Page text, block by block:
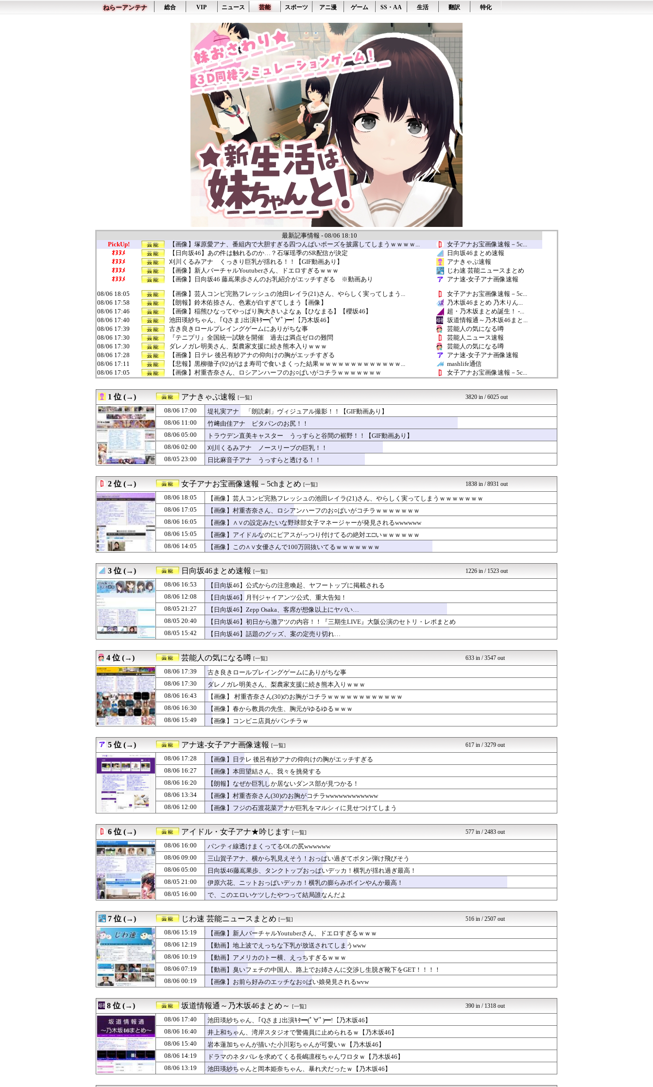
ねらーアンテナ 総合 VIP ニュース 芸能 スポーツ アニ漫 ゲーム SS・AA 生活 翻訳 特化
最新記事情報 - 08/06 18:10
PickUp!
【画像】塚原愛アナ、番組内で大胆すぎる四つんばいポーズを披露してしまうｗｗｗｗ...
女子アナお宝画像速報－5c...
ｵﾇﾇﾒ
【日向坂46】あの件は触れるのか…？石塚瑶季のSR配信が決定
日向坂46まとめ速報
ｵﾇﾇﾒ
刈川くるみアナ くっきり巨乳が揺れる！！【GIF動画あり】
アナきゃぷ速報
ｵﾇﾇﾒ
【画像】新人バーチャルYoutuberさん、ドエロすぎるｗｗｗ
じわ速 芸能ニュースまとめ
ｵﾇﾇﾒ
【画像】日向坂46 藤嶌果歩さんのお乳紹介がエッチすぎる ※動画あり
アナ速‐女子アナ画像速報
08/06 18:05
【画像】芸人コンビ完熟フレッシュの池田レイラ(21)さん、やらしく実ってしまう...
女子アナお宝画像速報－5c...
08/06 17:58
【朗報】鈴木佑捺さん、色素が白すぎてしまう【画像】
乃木坂46まとめ 乃木りん...
08/06 17:46
【画像】稲熊ひなってやっぱり胸大きいよなぁ【ひなまる】【櫻坂46】
超・乃木坂まとめ誕生！ -...
08/06 17:40
池田瑛紗ちゃん、｢Qさま｣出演ｷﾀ━(ﾟ∀ﾟ)━!【乃木坂46】
坂道情報通～乃木坂46まと...
08/06 17:39
古き良きロールプレイングゲームにありがちな事
芸能人の気になる噂
08/06 17:30
『テニプリ』全国統一試験を開催 過去は満点ゼロの難問
芸能人ニュース速報
08/06 17:30
ダレノガレ明美さん、梨農家支援に続き熊本入りｗｗｗ
芸能人の気になる噂
08/06 17:28
【画像】日テレ 後呂有紗アナの仰向けの胸がエッチすぎる
アナ速‐女子アナ画像速報
08/06 17:11
【悲報】黒柳徹子(92)がはま寿司で食いまくった結果ｗｗｗｗｗｗｗｗｗｗｗｗｗ...
mashlife通信
08/06 17:05
【画像】村重杏奈さん、ロシアンハーフのお○ぱいがコチラｗｗｗｗｗｗｗ
女子アナお宝画像速報－5c...
08/06 17:00
田村真佑『私のDカップをもっと知って』←これ
乃木通 乃木坂46櫻坂46...
08/06 16:53
【日向坂46】公式からの注意喚起、ヤフートップに掲載される
日向坂46まとめ速報
08/06 16:46
【動画】やっぱり的野美青のお胸が成長中！【櫻坂46】
08/06 16:45
【画像】超清楚系シンガーソングライター、グラビアが可愛すぎるwwww“虫博士”...
もきゅ速(*´ω`*)人(...
08/06 16:43
【画像】 村重杏奈さん(30)のお胸がコチラｗｗｗｗｗｗｗｗｗｗｗｗ
08/06 16:40
井上和ちゃん、湾岸スタジオで警備員に止められるｗ【乃木坂46】
08/06 16:30
映画『TOKYO MER』公開延期へ 「諸般の状況を総合的に勘案」
芸能人ニュース速報
08/06 16:30
【画像】春から教員の先生、胸元がゆるゆるｗｗｗ
芸能人の気になる噂
08/06 16:27
【画像】本田望結さん、我々を挑発する
08/06 16:11
【悲報】菊地亜美さん、マレーシアに移住ｗｗｗｗｗｗｗｗｗｗｗｗｗｗｗｗｗｗｗｗ...
mashlife通信
08/06 16:05
【画像】∧∨の設定みたいな野球部女子マネージャーが発見されるwwwwww
女子アナお宝画像速報－5c...
08/06 16:00
【予想】上村麗菜ちゃんが水着になる可能性
08/06 16:00
冨里奈央ちゃん、おへそ見せガチでエグいって・・・
乃木通 乃木坂46櫻坂46...
08/06 16:00
パンティ線透けまくってるOLの尻wwwwww
08/06 15:49
【画像】コンビニ店員がパンチラｗ
08/06 15:49
ドラマのネタバレを求めてくる長嶋凛桜ちゃんワロタｗ【乃木坂46】
芸能人の気になる噂
08/06 15:46
【画像】中川智尋は意外と胸が大きい？【ちーたん】【櫻坂46】
超・乃木坂まとめ誕生！ -...
08/06 15:40
岩本蓮加ちゃんが描いた小川彩ちゃんが可愛いｗ【乃木坂46】
08/06 15:30
東京03・角田晃広、バカリズム脚本朝ドラ『巡るスワン』出演決定
芸能人ニュース速報
08/06 15:28
【画像】井上和の下半身、「着衣」と「ビキニ」を比較した結果wwwwww
乃木坂46まとめ 乃木りん...
08/06 15:19
【画像】新人バーチャルYoutuberさん、ドエロすぎるｗｗｗ
08/06 15:05
【画像】アイドルなのにピアスがっつり付けてるの絶対エ□いｗｗｗｗｗｗ
女子アナお宝画像速報－5c...
08/06 15:00
【疑問】木村昴って今の声優で一番儲けてる？
08/06 15:00
地上波の川﨑桜、ガチで可愛すぎたってwwwwww
08/06 14:57
【公開処刑】右３が強すぎて周りがモブにしか見えない女子の集団ｗｗｗｗ 【Pic...
芸能人の気になる噂
08/06 14:51
【表×2】乃木坂46「是非に及ばず」ミーグリ8次完売表！1名だけ未だ完売0・・...
超・乃木坂まとめ誕生！ -...
08/06 14:30
馬名「リーチツモドライチ」がデビュー勝ち 麻雀ルーツの珍名馬
08/06 14:05
【画像】この∧∨女優さんで100万回抜いてるｗｗｗｗｗｗｗ
女子アナお宝画像速報－5c...
08/06 14:00
金川紗耶さん、いくらなんでもふくらみがデカいって・・・
乃木通 乃木坂46櫻坂46...
08/06 14:00
【画像】週刊ファミ通8/6発売号のMONTHLYハロ通にアンジュルムの長野桃羽...
08/06 13:58
【朗報】小坂菜緒の最新グラビア、ノースリーブが大変なことになってるって...
乃木坂46まとめ 乃木りん...
08/06 13:55
【水着画像あり】乃木坂46賀喜遥香、美脚グラビアが可愛すぎるwwwwwwかっき...
08/06 13:46
中村麗乃の「デビュー10周年イベント」に三期生がゲスト出演！【元乃木坂46】
08/06 13:34
【画像】村重杏奈さん(30)のお胸がコチラwwwwwwwwwwww
08/06 13:30
≒JOY、5thシングル『サマーツインテール』8/5発売
芸能人ニュース速報
08/06 13:30
『仮面ライダーマイス』脚本は「クウガ」荒川稔久氏 26年ぶりメインライター
08/06 13:05
【画像】姫野美南アナ、胸元ガッツリ衣装でエ○チなYCを堂々披露ｗｗｗｗｗ
女子アナお宝画像速報－5c...
08/06 13:00
五百城茉央さん、脱いだ姿がガチでエグいって・・・
乃木通 乃木坂46櫻坂46...
08/06 12:58
【朗報】日向坂5期の美肌メン、ナマ腋が美しすぎる
08/06 12:46
櫻坂46と日向坂46のエース級メンバーの2ショット！
超・乃木坂まとめ誕生！ -...
08/06 12:30
Netflix週間視聴ランキング（番組） 夏ドラマが多数ランクイン
芸能人ニュース速報
08/06 12:19
【動画】地上波でえっちな下乳が放送されてしまうwww
08/06 12:19
6期生曲 ｢命の色｣が好きすぎるアルさつｗ【乃木坂46】
08/06 12:11
【画像】本田望結の妹、本田望結より実ってしまうｗｗｗｗｗ
mashlife通信
08/06 12:08
【日向坂46】月刊ジャイアンツ公式、重大告知！
08/06 12:03
【画像】柴田柚菜ちゃんのボディライン、ガチでエグいって・・・
08/06 12:00
【悲報】コロナワクチン打たなかった結果・・・・
ミーハー総研（ミーハー総合...
08/06 12:00
【画像】フジの石渡花菜アナが巨乳をマルシィに見せつけてしまう
08/06 12:00
【これで決定かな！？】ハロプロ恵体ランキングTOP10
気になる芸能まとめ
08/06 11:58
日向坂OGの最新ランジェリー、もうエグいだろ・・・(画像どーん)
乃木坂46まとめ 乃木りん...
08/06 11:46
武元唯衣の再スタートを一期生がお祝い！【元櫻坂46】
08/06 11:30
『VIVANT』第2シーズン第1話、887万回再生でTVer歴代最高記録
08/06 11:05
【画像】この推定Gカップ以上のお○ぱい、本物かわかる？
女子アナお宝画像速報－5c...
08/06 11:00
挿れたくなる池田テレサちゃんのお口、我慢できねえってwwwwwww
08/06 10:59
吉田綾乃クリスティーさん、号泣…【乃木坂46】
坂道情報通～乃木坂46まと...
08/06 10:52
【朗報】賀喜遥香、最新グラビアで見せた生足がエグすぎる
08/06 10:46
金村美玖が「坂道ダンス選抜」の画像を公開！【おすし】【乃木坂46・櫻坂46・日...
08/06 10:41
【動画】あのちゃん、また我々をシコらすｗｗｗｗｗｗｗｗｗｗｗｗｗｗｗｗｗｗｗｗ...
mashlife通信
08/06 10:19
【動画】アメリカのトー横、えっちすぎるｗｗｗ
じわ速 芸能ニュースまとめ
08/06 10:08
【画像】本田紗来ちゃん、望結より乳が実ってしまう
08/06 10:00
【グラドル】大原優乃、今年も鹿児島ファン拡大巨乳アンバサダーを務める！
08/06 10:00
乃木坂の美人マネージャ、ガチでエグいってwwwwwww
乃木通 乃木坂46櫻坂46...
08/06 09:46
【動画】あのちゃん、また我々をシコらすｗｗｗｗｗｗｗｗｗｗｗｗｗｗｗｗｗｗｗｗ...
08/06 09:00
【朗報】最新のかわいいアイドルさんのおっぱい！
気になる芸能まとめ
08/06 09:00
三山賀子アナ、横から乳見えそう！おっぱい過ぎてボタン弾け飛びそう
08/06 08:00
【どっちがすごい！？】声優井口裕香の最新胸の谷間強調グラビア vs 声優豊田萌...
08/06 07:58
【朗報】ガチのおひさまの本棚、ガチでエグいwwwwwwww
08/06 07:41
【画像】パン線透けまくってるOLの尻wwwwww
mashlife通信
08/06 07:40
黒見明香ちゃんの円陣の声出しが凄かった！！！【乃木坂46】
08/06 07:36
【画像】176cm 股下90cmの美女、初水着グラビアデビューwwwwww緑川...
08/06 07:19
【動画】臭いフェチの中国人、路上でお姉さんに交渉し生脱ぎ靴下をGET！！！！
じわ速 芸能ニュースまとめ
08/06 06:58
過去、最も「乃木坂らしい女子」って小坂菜緒だよなwwwww
乃木坂46まとめ 乃木りん...
1 位 (→) アナきゃぷ速報 [一覧] 3820 in / 6025 out
08/06 17:00
堤礼実アナ 「朗読劇」ヴィジュアル撮影！！【GIF動画あり】
08/06 11:00
竹﨑由佳アナ ピタパンのお尻！！
08/06 05:00
トラウデン直美キャスター うっすらと谷間の裾野！！【GIF動画あり】
08/06 02:00
刈川くるみアナ ノースリーブの巨乳！！
08/05 23:00
日比麻音子アナ うっすらと透ける！！
2 位 (→) 女子アナお宝画像速報－5chまとめ [一覧] 1838 in / 8931 out
08/06 18:05
【画像】芸人コンビ完熟フレッシュの池田レイラ(21)さん、やらしく実ってしまうｗｗｗｗｗｗｗ
08/06 17:05
【画像】村重杏奈さん、ロシアンハーフのお○ぱいがコチラｗｗｗｗｗｗｗ
08/06 16:05
【画像】∧∨の設定みたいな野球部女子マネージャーが発見されるwwwwww
08/06 15:05
【画像】アイドルなのにピアスがっつり付けてるの絶対エ□いｗｗｗｗｗｗ
08/06 14:05
【画像】この∧∨女優さんで100万回抜いてるｗｗｗｗｗｗｗ
3 位 (→) 日向坂46まとめ速報 [一覧] 1226 in / 1523 out
08/06 16:53
【日向坂46】公式からの注意喚起、ヤフートップに掲載される
08/06 12:08
【日向坂46】月刊ジャイアンツ公式、重大告知！
08/05 21:27
【日向坂46】Zepp Osaka、客席が想像以上にヤバい…
08/05 20:40
【日向坂46】初日から激アツの内容！！『三期生LIVE』大阪公演のセトリ・レポまとめ
08/05 15:42
【日向坂46】話題のグッズ、案の定売り切れ…
4 位 (→) 芸能人の気になる噂 [一覧] 633 in / 3547 out
08/06 17:39
古き良きロールプレイングゲームにありがちな事
08/06 17:30
ダレノガレ明美さん、梨農家支援に続き熊本入りｗｗｗ
08/06 16:43
【画像】 村重杏奈さん(30)のお胸がコチラｗｗｗｗｗｗｗｗｗｗｗｗ
08/06 16:30
【画像】春から教員の先生、胸元がゆるゆるｗｗｗ
08/06 15:49
【画像】コンビニ店員がパンチラｗ
5 位 (→) アナ速‐女子アナ画像速報 [一覧] 617 in / 3279 out
08/06 17:28
【画像】日テレ 後呂有紗アナの仰向けの胸がエッチすぎる
08/06 16:27
【画像】本田望結さん、我々を挑発する
08/06 16:20
【朗報】なぜか巨乳しか居ないダンス部が見つかる！
08/06 13:34
【画像】村重杏奈さん(30)のお胸がコチラwwwwwwwwwwww
08/06 12:00
【画像】フジの石渡花菜アナが巨乳をマルシィに見せつけてしまう
6 位 (→) アイドル・女子アナ★吟じます [一覧] 577 in / 2483 out
08/06 16:00
パンティ線透けまくってるOLの尻wwwwww
08/06 09:00
三山賀子アナ、横から乳見えそう！おっぱい過ぎてボタン弾け飛びそう
08/06 05:00
日向坂46藤嶌果歩、タンクトップおっぱいデッカ！横乳が揺れ過ぎ最高！
08/05 21:00
伊原六花、ニットおっぱいデッカ！横乳の膨らみボインやんか最高！
08/05 16:00
で、このエロいケツしたやつって結局誰なんだよ
7 位 (→) じわ速 芸能ニュースまとめ [一覧] 516 in / 2507 out
08/06 15:19
【画像】新人バーチャルYoutuberさん、ドエロすぎるｗｗｗ
08/06 12:19
【動画】地上波でえっちな下乳が放送されてしまうwww
08/06 10:19
【動画】アメリカのトー横、えっちすぎるｗｗｗ
08/06 07:19
【動画】臭いフェチの中国人、路上でお姉さんに交渉し生脱ぎ靴下をGET！！！！
08/06 00:19
【画像】お前ら好みのエッチなお○ぱい娘発見されるwvw
8 位 (→) 坂道情報通～乃木坂46まとめ～ [一覧] 390 in / 1318 out
08/06 17:40
池田瑛紗ちゃん、｢Qさま｣出演ｷﾀ━(ﾟ∀ﾟ)━!【乃木坂46】
08/06 16:40
井上和ちゃん、湾岸スタジオで警備員に止められるｗ【乃木坂46】
08/06 15:40
岩本蓮加ちゃんが描いた小川彩ちゃんが可愛いｗ【乃木坂46】
08/06 14:19
ドラマのネタバレを求めてくる長嶋凛桜ちゃんワロタｗ【乃木坂46】
08/06 13:19
池田瑛紗ちゃんと岡本姫奈ちゃん、暴れ犬だったｗ【乃木坂46】